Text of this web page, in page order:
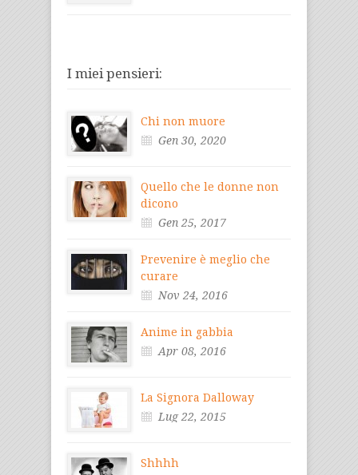
I miei pensieri:
Chi non muore
Gen 30, 2020
Quello che le donne non
dicono
Gen 25, 2017
Prevenire è meglio che
curare
Nov 24, 2016
Anime in gabbia
Apr 08, 2016
La Signora Dalloway
Lug 22, 2015
Shhhh